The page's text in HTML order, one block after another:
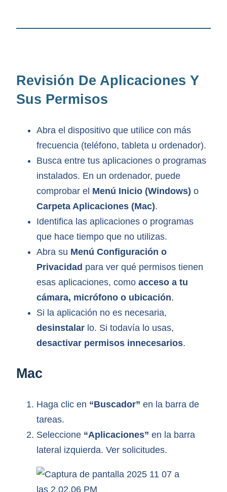
Revisión De Aplicaciones Y
Sus Permisos
Abra el dispositivo que utilice con más
frecuencia (teléfono, tableta u ordenador).
Busca entre tus aplicaciones o programas
instalados. En un ordenador, puede
comprobar el Menú Inicio (Windows) o
Carpeta Aplicaciones (Mac).
Identifica las aplicaciones o programas
que hace tiempo que no utilizas.
Abra su Menú Configuración o
Privacidad para ver qué permisos tienen
esas aplicaciones, como acceso a tu
cámara, micrófono o ubicación.
Si la aplicación no es necesaria,
desinstalar lo. Si todavía lo usas,
desactivar permisos innecesarios.
Mac
Haga clic en “Buscador” en la barra de
tareas.
Seleccione “Aplicaciones” en la barra
lateral izquierda. Ver solicitudes.